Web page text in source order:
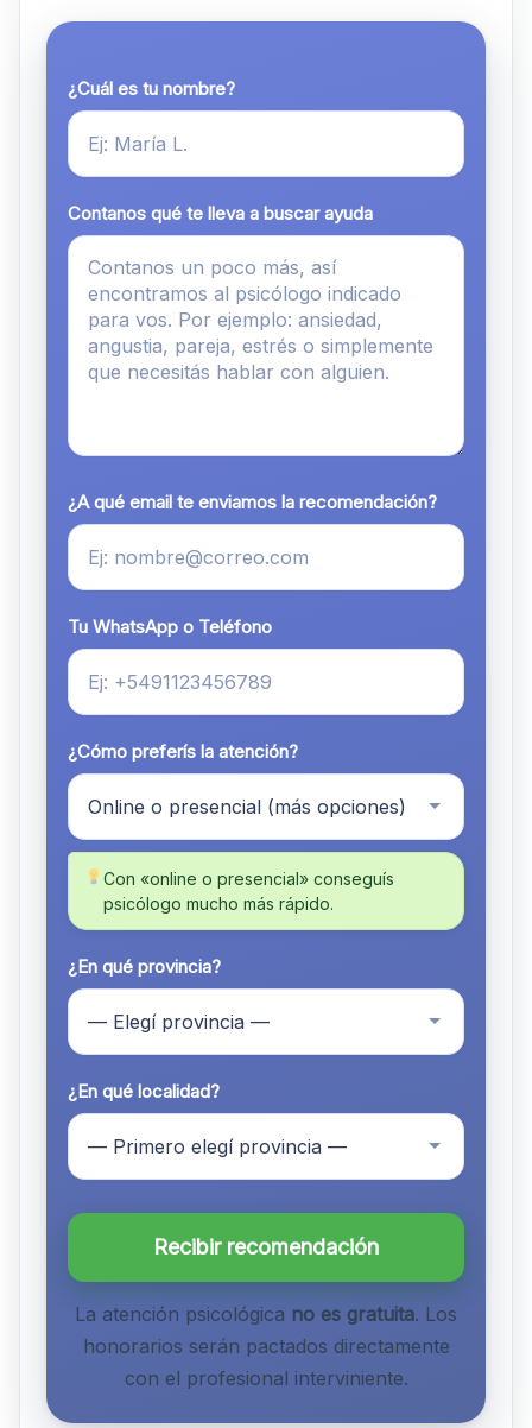
¿Cuál es tu nombre?
Contanos qué te lleva a buscar ayuda
¿A qué email te enviamos la recomendación?
Tu WhatsApp o Teléfono
¿Cómo preferís la atención?
Con «online o presencial» conseguís
psicólogo mucho más rápido.
¿En qué provincia?
¿En qué localidad?
Recibir recomendación
La atención psicológica no es gratuita. Los
honorarios serán pactados directamente
con el profesional interviniente.